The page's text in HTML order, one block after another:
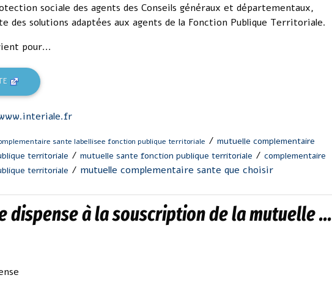
sociale des agents des Conseils généraux et départementaux,
des solutions adaptées aux agents de la Fonction Publique Territoriale.
pour...
sante labellisee fonction publique territoriale / mutuelle complementaire
territoriale / mutuelle sante fonction publique territoriale / complementaire
territoriale / mutuelle complementaire sante que choisir
dispense à la souscription de la mutuelle ...